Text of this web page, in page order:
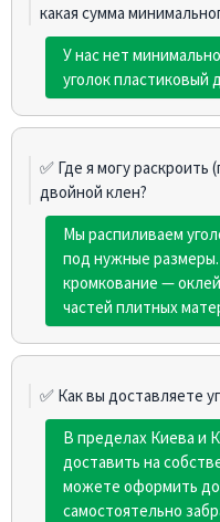
какая сумма
У нас нет
уголок пластиковый
✅ Где я могу раскроить
двойной клен?
Мы распиливаем
под нужные
кромкование —
частей плитных
✅ Как вы доставляете
В пределах Киева и
доставить на
можете оформить
самостоятельно